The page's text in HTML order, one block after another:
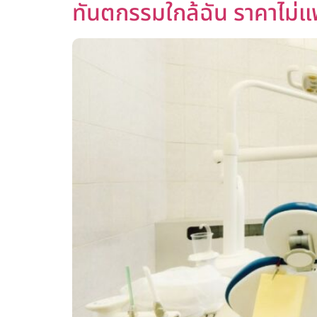
ทันตกรรมใกล้ฉัน ราคาไม่